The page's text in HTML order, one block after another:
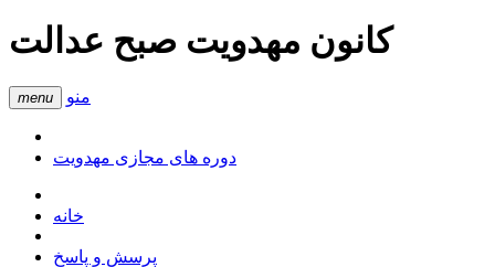
کانون مهدویت صبح عدالت
menu منو
دوره های مجازی مهدویت
خانه
پرسش و پاسخ